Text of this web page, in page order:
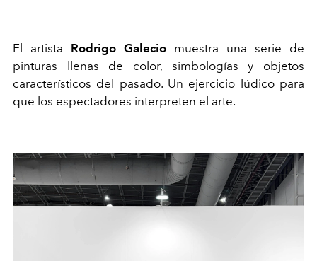
El artista Rodrigo Galecio muestra una serie de
pinturas llenas de color, simbologías y objetos
característicos del pasado. Un ejercicio lúdico para
que los espectadores interpreten el arte.